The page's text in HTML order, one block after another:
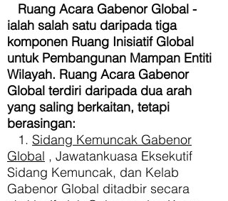
Ruang Acara Gabenor Global -
ialah salah satu daripada tiga
komponen Ruang Inisiatif Global
untuk Pembangunan Mampan Entiti
Wilayah. Ruang Acara Gabenor
Global terdiri daripada dua arah
yang saling berkaitan, tetapi
berasingan:
1. Sidang Kemuncak Gabenor
Global , Jawatankuasa Eksekutif
Sidang Kemuncak, dan Kelab
Gabenor Global ditadbir secara